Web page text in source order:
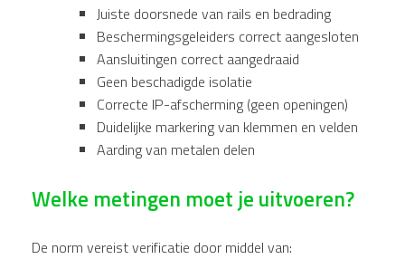
Juiste doorsnede van rails en bedrading
Beschermingsgeleiders correct aangesloten
Aansluitingen correct aangedraaid
Geen beschadigde isolatie
Correcte IP-afscherming (geen openingen)
Duidelijke markering van klemmen en velden
Aarding van metalen delen
Welke metingen moet je uitvoeren?
De norm vereist verificatie door middel van: